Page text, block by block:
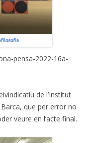
pensa-2022-16a-
de l’Institut
que per error no
veure en l’acte final.